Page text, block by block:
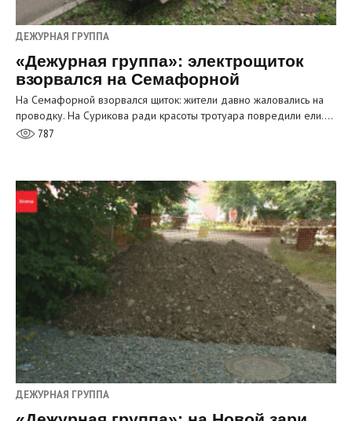
ДЕЖУРНАЯ ГРУППА
«Дежурная группа»: электрощиток
взорвался на Семафорной
На Семафорной взорвался щиток: жители давно жаловались на
проводку. На Сурикова ради красоты тротуара повредили ели.…
787
ДЕЖУРНАЯ ГРУППА